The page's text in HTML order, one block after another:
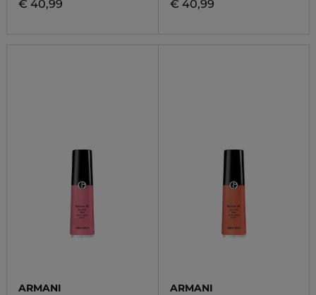
€ 40,99 € 40,99
ARMANI
ARMANI